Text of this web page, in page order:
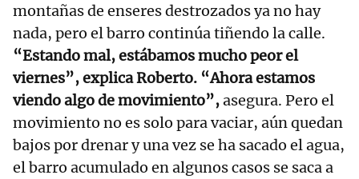
montañas de enseres destrozados ya no hay
nada, pero el barro continúa tiñendo la calle.
“Estando mal, estábamos mucho peor el
viernes”, explica Roberto. “Ahora estamos
viendo algo de movimiento”,asegura. Pero el
movimiento no es solo para vaciar, aún quedan
bajos por drenar y una vez se ha sacado el agua,
el barro acumulado en algunos casos se saca a